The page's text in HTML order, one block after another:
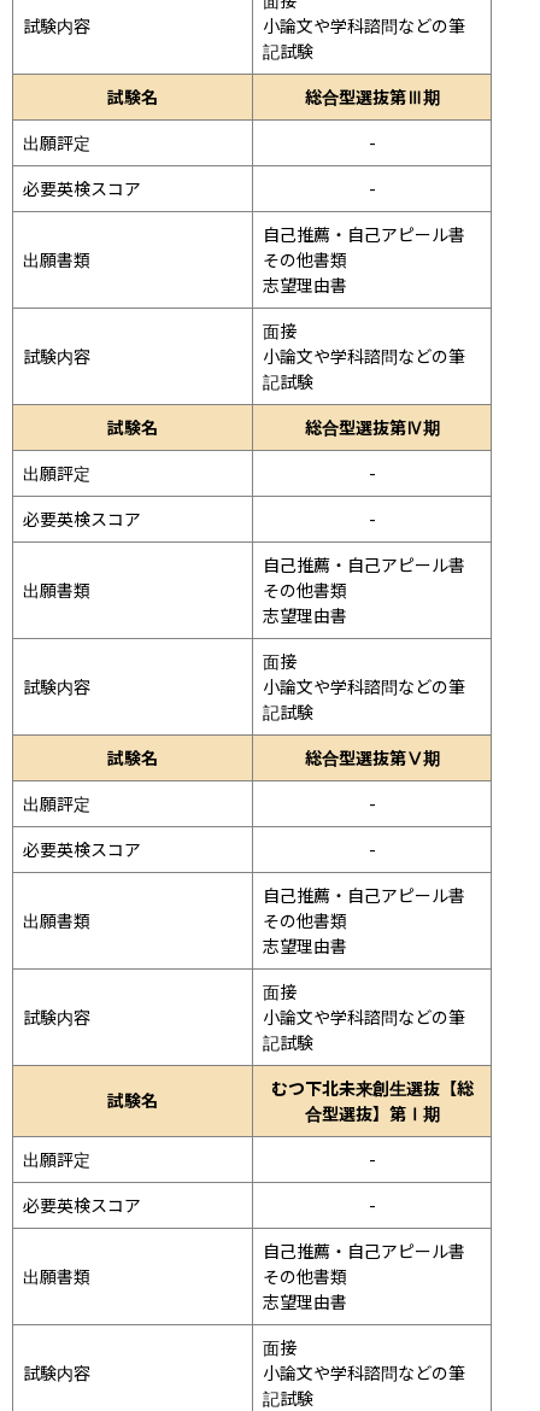
試験内容
小論文や学科諮問などの筆
記試験
試験名
総合型選抜第Ⅲ期
出願評定
-
必要英検スコア
-
出願書類
自己推薦・自己アピール書
その他書類
志望理由書
試験内容
面接
小論文や学科諮問などの筆
記試験
試験名
総合型選抜第Ⅳ期
出願評定
-
必要英検スコア
-
出願書類
自己推薦・自己アピール書
その他書類
志望理由書
試験内容
面接
小論文や学科諮問などの筆
記試験
試験名
総合型選抜第Ⅴ期
出願評定
-
必要英検スコア
-
出願書類
自己推薦・自己アピール書
その他書類
志望理由書
試験内容
面接
小論文や学科諮問などの筆
記試験
試験名
むつ下北未来創生選抜【総
合型選抜】第Ⅰ期
出願評定
-
必要英検スコア
-
出願書類
自己推薦・自己アピール書
その他書類
志望理由書
試験内容
面接
小論文や学科諮問などの筆
記試験